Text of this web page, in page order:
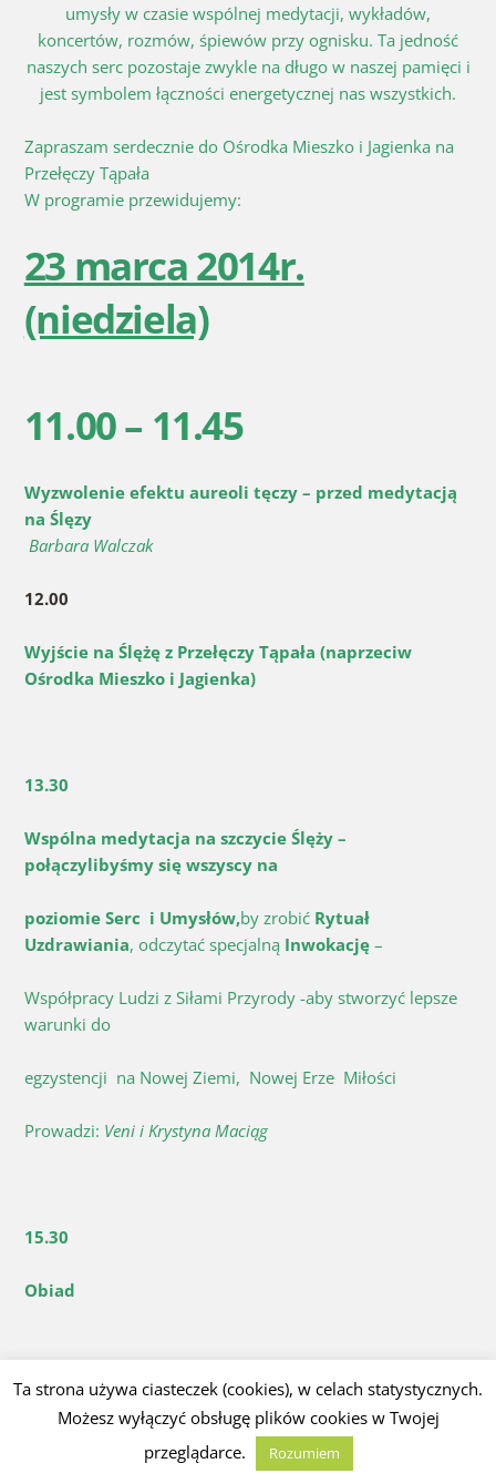
umysły w czasie wspólnej medytacji, wykładów,
koncertów, rozmów, śpiewów przy ognisku. Ta jedność
naszych serc pozostaje zwykle na długo w naszej pamięci i
jest symbolem łączności energetycznej nas wszystkich.
Zapraszam serdecznie do Ośrodka Mieszko i Jagienka na
Przełęczy Tąpała
W programie przewidujemy:
23 marca 2014r.
(niedziela)
11.00 – 11.45
Wyzwolenie efektu aureoli tęczy – przed medytacją
na Ślęzy
Barbara Walczak
12.00
Wyjście na Ślężę z Przełęczy Tąpała (naprzeciw
Ośrodka Mieszko i Jagienka)
13.30
Wspólna medytacja na szczycie Ślęży –
połączylibyśmy się wszyscy na
poziomie Serc i Umysłów,by zrobić Rytuał
Uzdrawiania, odczytać specjalną Inwokację–
Współpracy Ludzi z Siłami Przyrody -aby stworzyć lepsze
warunki do
egzystencji na Nowej Ziemi, Nowej Erze Miłości
Prowadzi: Veni i Krystyna Maciąg
15.30
Obiad
16.45
Powitanie gości i zapoznanie z programem –
Ta strona używa ciasteczek (cookies), w celach statystycznych.
Możesz wyłączyć obsługę plików cookies w Twojej
przeglądarce.
Rozumiem